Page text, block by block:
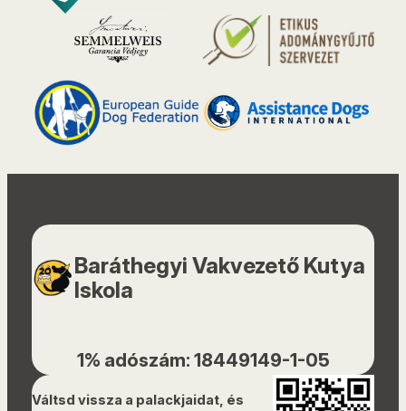
Baráthegyi Vakvezető Kutya
Iskola
1% adószám: 18449149-1-05
Váltsd vissza a palackjaidat, és